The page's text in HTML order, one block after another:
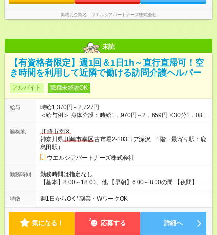
掲載元企業名 ウエルシアパートナーズ株式会社
未読
【有資格者限定】週1回＆1日1h～直行直帰可！空
き時間を利用して近隣で働ける訪問介護ヘルパー
アルバイト 職種未経験OK
給与
時給1,370円～2,727円
＜給与例＞ 身体介護：時給1，970円～2，659円 ※30分1，085
円のサービスあり 生活援助：時給1，370円～1，849円 介護保
険外：1，520円～2，052円 ＜介護福祉士の場合の給与例＞ 身
体介護：時給2，020円～2，727円 ※30分1，110円のサービス
あり 生活援助：時給1，420円～1，917円 介護保険外：時給1，
570円～2，119円 ・早朝/夜間/祝日は時給25％UP ・日曜日は時
給35％UP 【試用期間】試用期間なし
勤務地
川崎市幸区
神奈川県川崎市幸区古市場2-103コア深沢 1階（最寄り駅：鹿
島田駅）
ウエルシアパートナーズ株式会社
勤務時間
勤務時間は指定なし
【基本】8:00～18:00、他 【早朝】6:00～8:00の間 【夜間】
18:00～22:00の間で 週1日・1日1時間～勤務OK 近隣勤務で直行
直帰可！ ★平日のみ、土日のみ 午前のみ・午後のみなど、 ライ
業)OK 扶養控除内勤務もモチロンOK
特徴 週1日からOK / 副業・WワークOK
気になる！ 応募する 詳細へ